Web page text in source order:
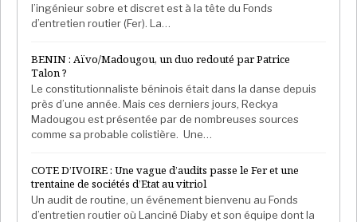
l’ingénieur sobre et discret est à la tête du Fonds
d’entretien routier (Fer). La…
BENIN : Aïvo/Madougou, un duo redouté par Patrice
Talon ?
Le constitutionnaliste béninois était dans la danse depuis
près d’une année. Mais ces derniers jours, Reckya
Madougou est présentée par de nombreuses sources
comme sa probable colistière. Une…
COTE D’IVOIRE : Une vague d’audits passe le Fer et une
trentaine de sociétés d’Etat au vitriol
Un audit de routine, un événement bienvenu au Fonds
d’entretien routier où Lanciné Diaby et son équipe dont la